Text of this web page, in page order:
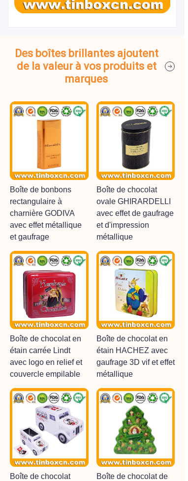
Des boîtes brillantes ajoutent
de la valeur à vos produits et
marques
Boîte de bonbons
rectangulaire à
charnière GODIVA
avec effet métallique
et gaufrage
Boîte de chocolat
ovale GHIRARDELLI
avec effet de gaufrage
et d'impression
métallique
Boîte de chocolat en
étain carrée Lindt
avec logo en relief et
couvercle empilable
Boîte de chocolat en
étain HACHEZ avec
gaufrage 3D vif et effet
métallique
Boîte de chocolat
Boîte de chocolat de